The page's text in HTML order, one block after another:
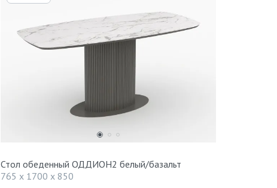
Стол обеденный ОДДИОН2 белый/базальт
765 x 1700 x 850